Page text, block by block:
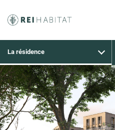
La résidence